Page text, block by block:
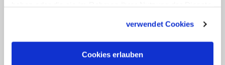
verwendet Cookies
Cookies erlauben
der "Fall der Fälle"